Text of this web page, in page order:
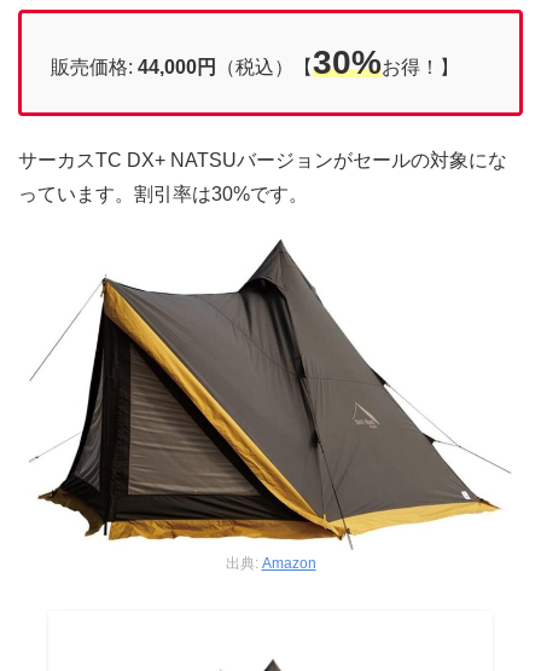
販売価格: 44,000円 （税込）【30%お得！】
サーカスTC DX+ NATSUバージョンがセールの対象にな
っています。割引率は30%です。
出典: Amazon